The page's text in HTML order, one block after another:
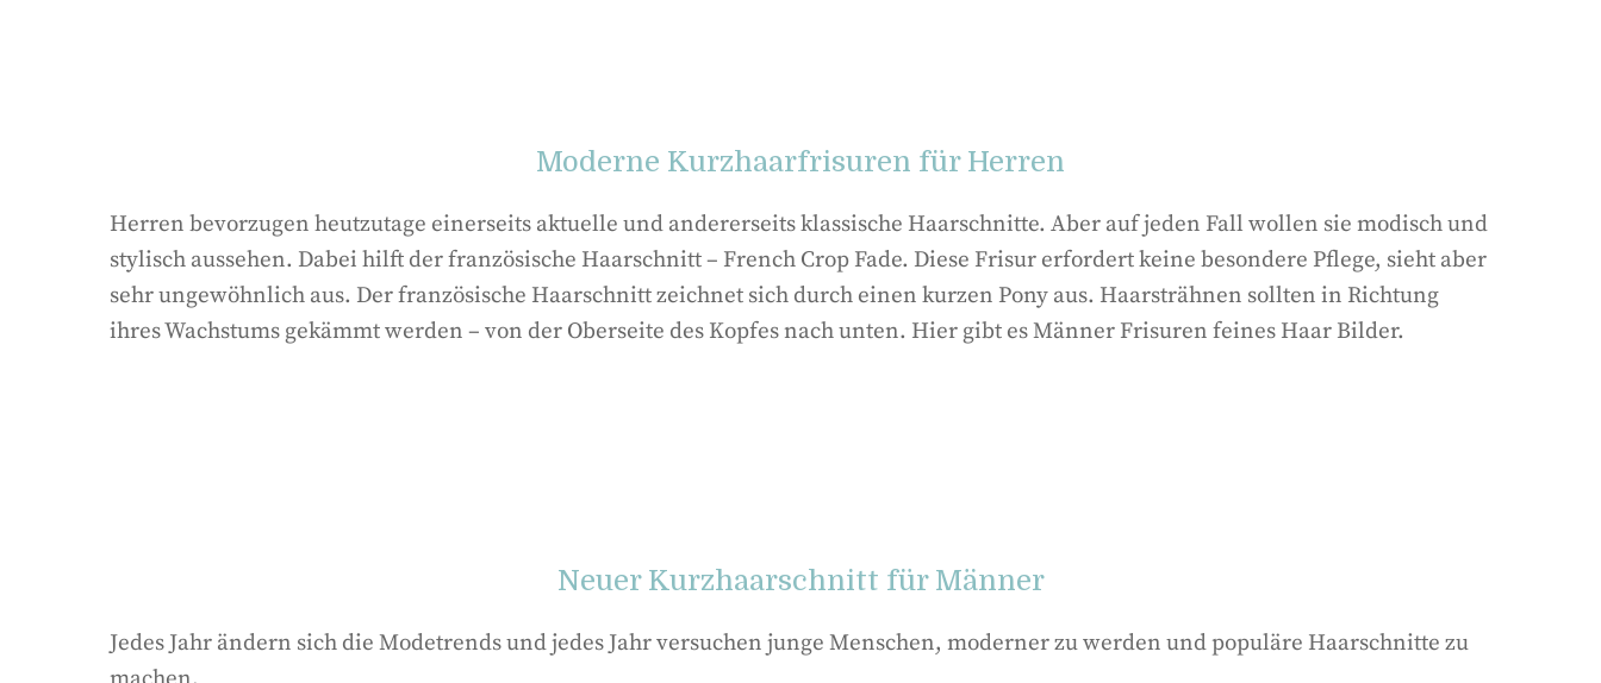
Moderne Kurzhaarfrisuren für Herren
Herren bevorzugen heutzutage einerseits aktuelle und andererseits klassische Haarschnitte. Aber auf jeden Fall wollen sie modisch und
stylisch aussehen. Dabei hilft der französische Haarschnitt – French Crop Fade. Diese Frisur erfordert keine besondere Pflege, sieht aber
sehr ungewöhnlich aus. Der französische Haarschnitt zeichnet sich durch einen kurzen Pony aus. Haarsträhnen sollten in Richtung
ihres Wachstums gekämmt werden – von der Oberseite des Kopfes nach unten. Hier gibt es Männer Frisuren feines Haar Bilder.
Neuer Kurzhaarschnitt für Männer
Jedes Jahr ändern sich die Modetrends und jedes Jahr versuchen junge Menschen, moderner zu werden und populäre Haarschnitte zu